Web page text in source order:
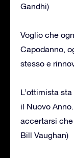
Gandhi)
Voglio che
Capodanno,
stesso e
L’ottimista
il Nuovo
accertarsi
Bill Vaughan)